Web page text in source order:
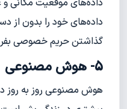
داده‌های موقعیت مکانی و
داده‌های خود را بدون از
گذاشتن حریم خصوصی
5- هوش مصنوعی
هوش مصنوعی روز به روز